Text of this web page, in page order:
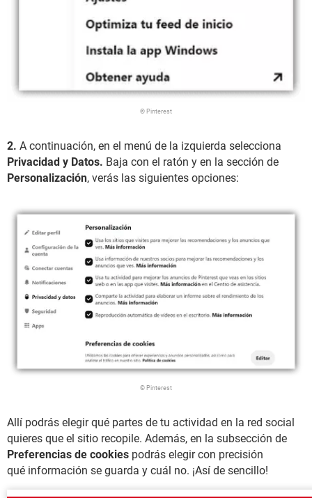
© Pinterest
2. A continuación, en el menú de la izquierda selecciona
Privacidad y Datos. Baja con el ratón y en la sección de
Personalización, verás las siguientes opciones:
© Pinterest
Allí podrás elegir qué partes de tu actividad en la red social
quieres que el sitio recopile. Además, en la subsección de
Preferencias de cookies podrás elegir con precisión
qué información se guarda y cuál no. ¡Así de sencillo!